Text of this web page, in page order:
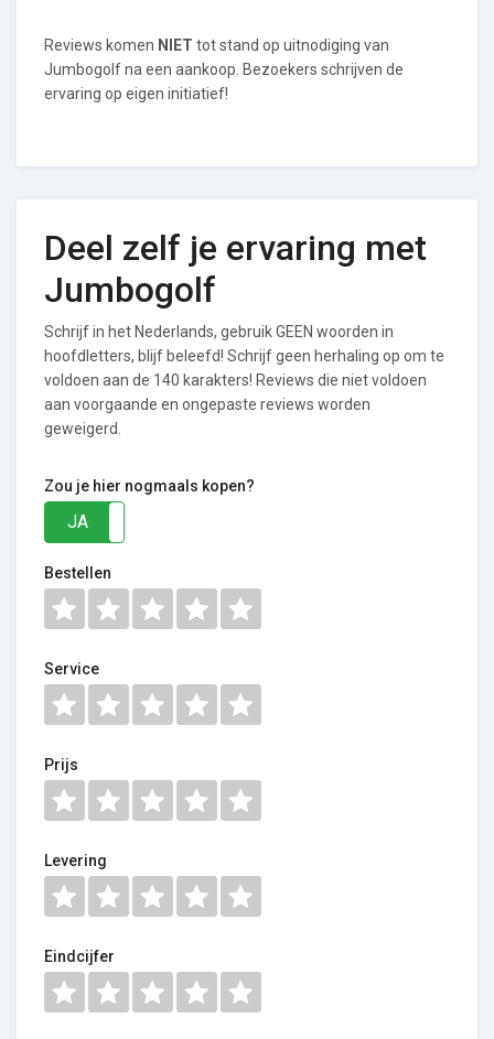
Reviews komen NIET tot stand op uitnodiging van
Jumbogolf na een aankoop. Bezoekers schrijven de
ervaring op eigen initiatief!
Deel zelf je ervaring met
Jumbogolf
Schrijf in het Nederlands, gebruik GEEN woorden in
hoofdletters, blijf beleefd! Schrijf geen herhaling op om te
voldoen aan de 140 karakters! Reviews die niet voldoen
aan voorgaande en ongepaste reviews worden
geweigerd.
Zou je hier nogmaals kopen?
JA
Bestellen
Service
Prijs
Levering
Eindcijfer